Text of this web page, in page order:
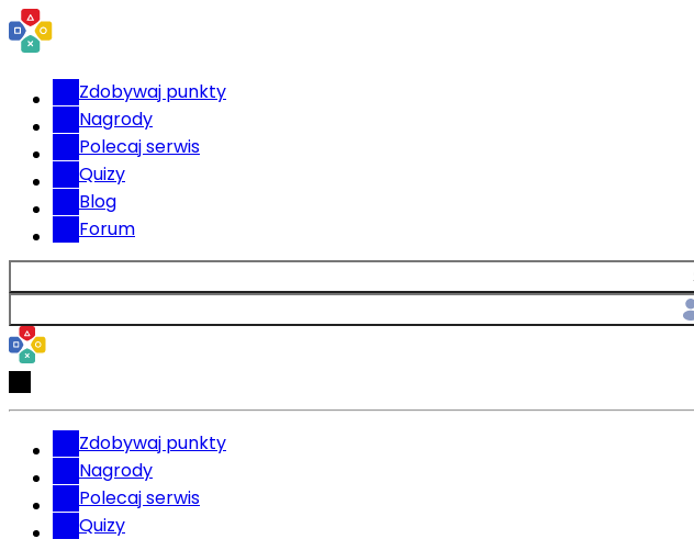
Zdobywaj punkty
Nagrody
Polecaj serwis
Quizy
Blog
Forum
Zdobywaj punkty
Nagrody
Polecaj serwis
Quizy